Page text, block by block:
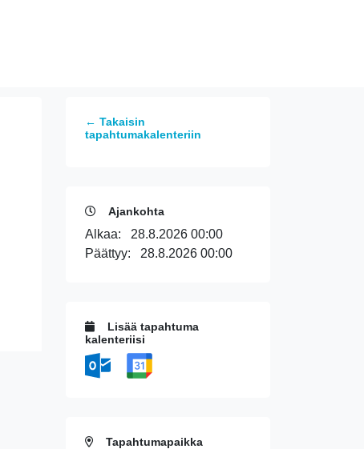
← Takaisin
tapahtumakalenteriin
Ajankohta
Alkaa: 28.8.2026 00:00
Päättyy: 28.8.2026 00:00
Lisää tapahtuma
kalenteriisi
Tapahtumapaikka